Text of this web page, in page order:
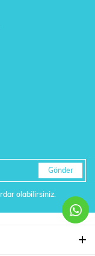
Gönder
olabilirsiniz.